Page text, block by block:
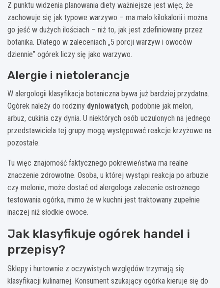
Z punktu widzenia planowania diety ważniejsze jest więc, że
zachowuje się jak typowe warzywo – ma mało kilokalorii i można
go jeść w dużych ilościach – niż to, jak jest zdefiniowany przez
botanika. Dlatego w zaleceniach „5 porcji warzyw i owoców
dziennie” ogórek liczy się jako warzywo.
Alergie i nietolerancje
W alergologii klasyfikacja botaniczna bywa już bardziej przydatna.
Ogórek należy do rodziny dyniowatych, podobnie jak melon,
arbuz, cukinia czy dynia. U niektórych osób uczulonych na jednego
przedstawiciela tej grupy mogą występować reakcje krzyżowe na
pozostałe.
Tu więc znajomość faktycznego pokrewieństwa ma realne
znaczenie zdrowotne. Osoba, u której wystąpi reakcja po arbuzie
czy melonie, może dostać od alergologa zalecenie ostrożnego
testowania ogórka, mimo że w kuchni jest traktowany zupełnie
inaczej niż słodkie owoce.
Jak klasyfikuje ogórek handel i
przepisy?
Sklepy i hurtownie z oczywistych względów trzymają się
klasyfikacji kulinarnej. Konsument szukający ogórka kieruje się do